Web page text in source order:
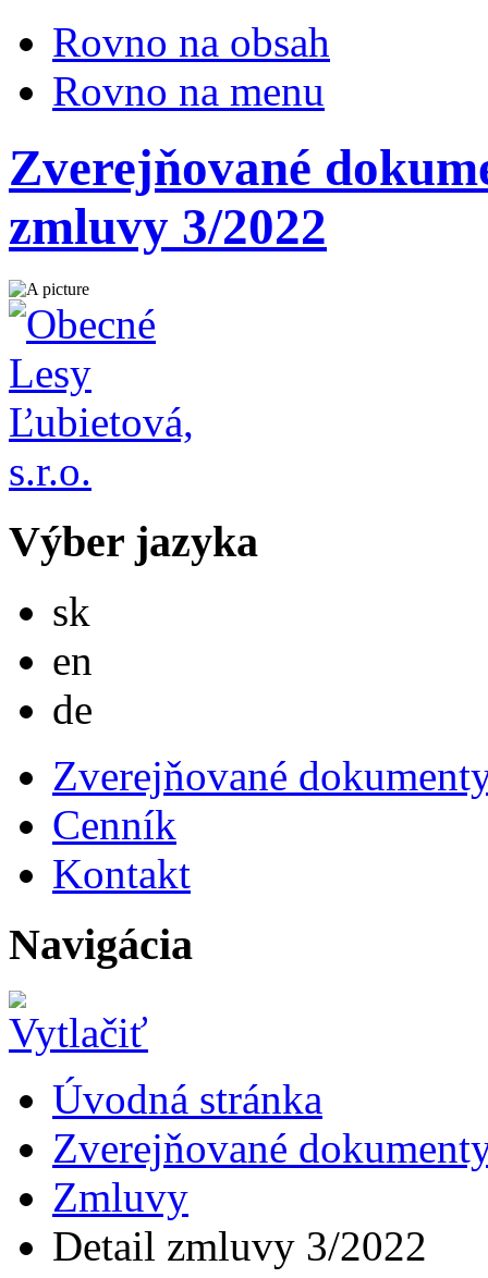
Rovno na obsah
Rovno na menu
Zverejňované
zmluvy 3/2022
Výber jazyka
sk
en
de
Zverejňované
Cenník
Kontakt
Navigácia
Úvodná stránka
Zverejňované
Zmluvy
Detail zmluvy 3/2022